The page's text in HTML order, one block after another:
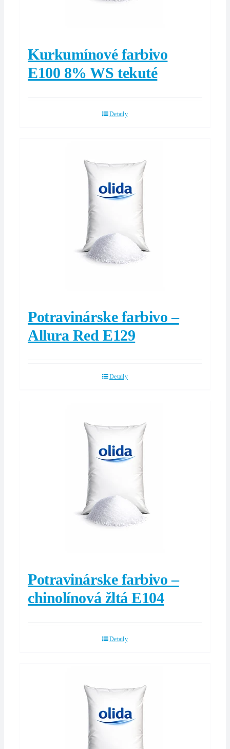
Kurkumínové farbivo
E100 8% WS tekuté
Detaily
Potravinárske farbivo –
Allura Red E129
Detaily
Potravinárske farbivo –
chinolínová žltá E104
Detaily